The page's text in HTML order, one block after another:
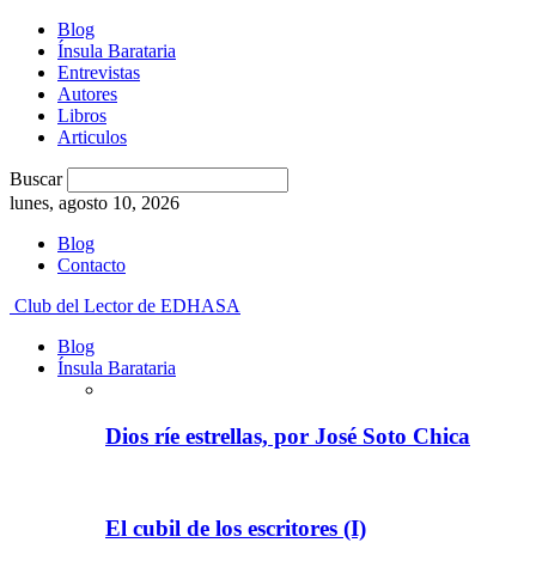
Blog
Ínsula Barataria
Entrevistas
Autores
Libros
Articulos
Buscar
lunes, agosto 10, 2026
Blog
Contacto
Club del Lector de EDHASA
Blog
Ínsula Barataria
Dios ríe estrellas, por José Soto Chica
El cubil de los escritores (I)